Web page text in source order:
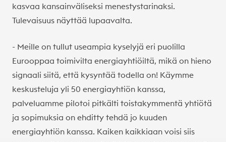
kasvaa kansainväliseksi menestystarinaksi.
Tulevaisuus näyttää lupaavalta.
- Meille on tullut useampia kyselyjä eri puolilla
Eurooppaa toimivilta energiayhtiöiltä, mikä on hieno
signaali siitä, että kysyntää todella on! Käymme
keskusteluja yli 50 energiayhtiön kanssa,
palveluamme pilotoi pitkälti toistakymmentä yhtiötä
ja sopimuksia on ehditty tehdä jo kuuden
energiayhtiön kanssa. Kaiken kaikkiaan voisi siis